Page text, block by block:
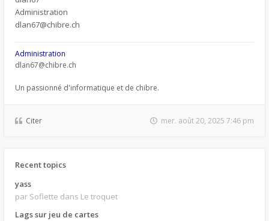
Administration
dlan67@chibre.ch
Administration
dlan67@chibre.ch
Un passionné d'informatique et de chibre.
Citer mer. août 20, 2025 7:46 pm
Recent topics
yass
par Soflette dans Le troquet
Lags sur jeu de cartes